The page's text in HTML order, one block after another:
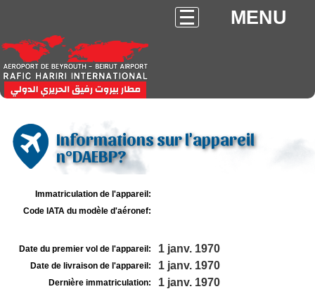
MENU
Informations sur l'appareil
n°DAEBP?
Immatriculation de l'appareil:
Code IATA du modèle d'aéronef:
Date du premier vol de l'appareil: 1 janv. 1970
Date de livraison de l'appareil: 1 janv. 1970
Dernière immatriculation: 1 janv. 1970